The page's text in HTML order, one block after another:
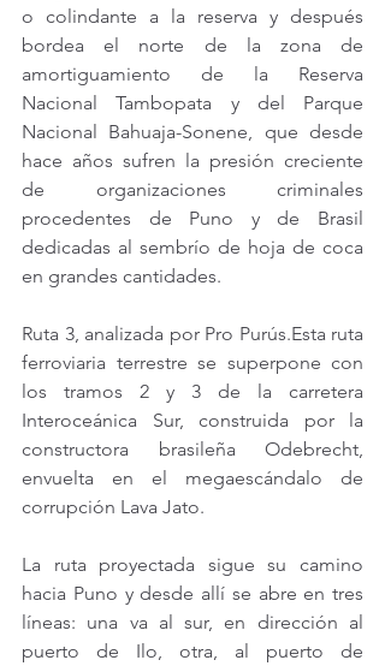
o colindante a la reserva y después
bordea el norte de la zona de
amortiguamiento de la Reserva
Nacional Tambopata y del Parque
Nacional Bahuaja-Sonene, que desde
hace años sufren la presión creciente
de organizaciones criminales
procedentes de Puno y de Brasil
dedicadas al sembrío de hoja de coca
en grandes cantidades.
Ruta 3, analizada por Pro Purús.Esta ruta
ferroviaria terrestre se superpone con
los tramos 2 y 3 de la carretera
Interoceánica Sur, construida por la
constructora brasileña Odebrecht,
envuelta en el megaescándalo de
corrupción Lava Jato.
La ruta proyectada sigue su camino
hacia Puno y desde allí se abre en tres
líneas: una va al sur, en dirección al
puerto de Ilo, otra, al puerto de